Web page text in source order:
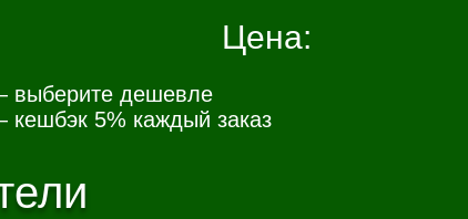
Цена:
выберите дешевле
кешбэк 5% каждый заказ